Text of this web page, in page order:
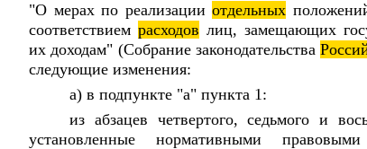
"О мерах по реализации отдельных
соответствием расходов лиц, замещающих
их доходам" (Собрание законодательства
следующие изменения:
а) в подпункте "а" пункта 1:
из абзацев четвертого, седьмого и
установленные нормативными